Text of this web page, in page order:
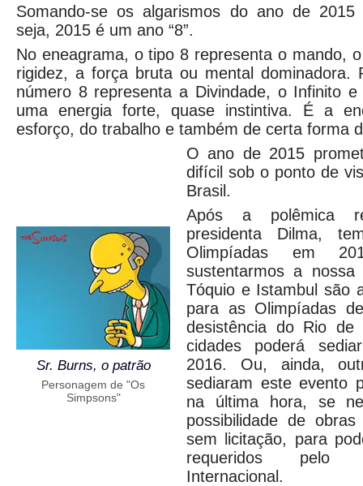
Somando-se os algarismos do ano de
seja, 2015 é um ano “8”.
No eneagrama, o tipo 8 representa o mando,
rigidez, a força bruta ou mental dominadora.
número 8 representa a Divindade, o Infinito
uma energia forte, quase instintiva. É a
esforço, do trabalho e também de certa forma
Sr. Burns, o patrão
Personagem de "Os
Simpsons"
O ano de 2015
difícil sob o ponto de
Brasil.
Após a polêmica
presidenta Dilma,
Olimpíadas em
sustentarmos a nossa
Tóquio e Istambul são
para as Olimpíadas
desistência do Rio de
cidades poderá
2016. Ou, ainda,
sediaram este evento
na última hora, se
possibilidade de
sem licitação, para
requeridos pelo
Internacional.